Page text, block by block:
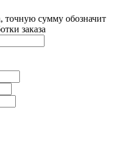
точную сумму обозначит
заказа